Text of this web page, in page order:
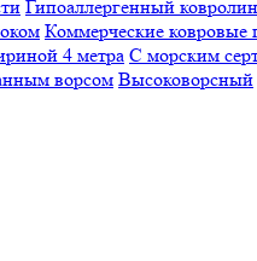
Гипоаллергенный ковролин
Коммерческие ковровые
4 метра С морским
ворсом Высоковорсный